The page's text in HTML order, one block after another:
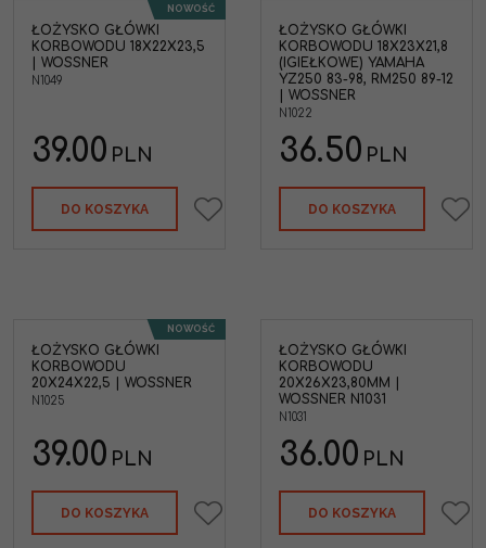
NOWOŚĆ
ŁOŻYSKO GŁÓWKI
KORBOWODU 18X22X23,5
| WOSSNER
N1049
39.00 PLN
DO KOSZYKA
ŁOŻYSKO GŁÓWKI
KORBOWODU 18X23X21,8
(IGIEŁKOWE) YAMAHA
YZ250 83-98, RM250 89-12
| WOSSNER
N1022
36.50 PLN
DO KOSZYKA
NOWOŚĆ
ŁOŻYSKO GŁÓWKI
KORBOWODU
20X24X22,5 | WOSSNER
N1025
39.00 PLN
DO KOSZYKA
ŁOŻYSKO GŁÓWKI
KORBOWODU
20X26X23,80MM |
WOSSNER N1031
N1031
36.00 PLN
DO KOSZYKA